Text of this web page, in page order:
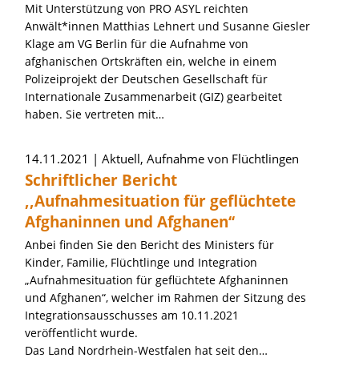
Mit Unterstützung von PRO ASYL reichten
Anwält*innen Matthias Lehnert und Susanne Giesler
Klage am VG Berlin für die Aufnahme von
afghanischen Ortskräften ein, welche in einem
Polizeiprojekt der Deutschen Gesellschaft für
Internationale Zusammenarbeit (GIZ) gearbeitet
haben. Sie vertreten mit…
14.11.2021 Aktuell, Aufnahme von Flüchtlingen
Schriftlicher Bericht
,,Aufnahmesituation für geflüchtete
Afghaninnen und Afghanen‘‘
Anbei finden Sie den Bericht des Ministers für
Kinder, Familie, Flüchtlinge und Integration
„Aufnahmesituation für geflüchtete Afghaninnen
und Afghanen“, welcher im Rahmen der Sitzung des
Integrationsausschusses am 10.11.2021
veröffentlicht wurde.
Das Land Nordrhein-Westfalen hat seit den…